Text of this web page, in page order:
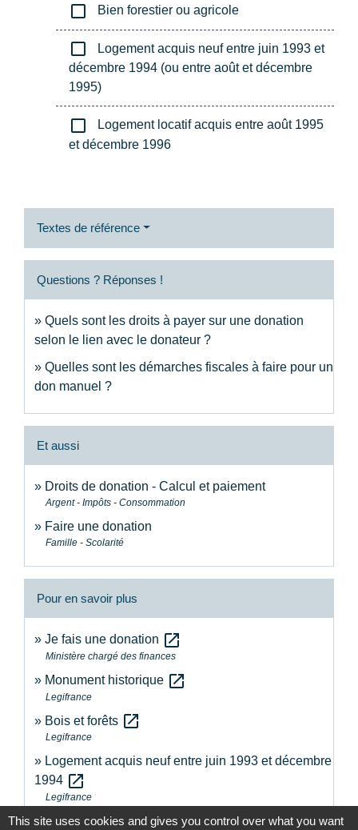
check_box_outline_blank Bien forestier ou agricole
check_box_outline_blank
Logement acquis neuf entre juin 1993 et
décembre 1994 (ou entre août et décembre
1995)
check_box_outline_blank
Logement locatif acquis entre août 1995
et décembre 1996
Textes de référence
Questions ? Réponses !
Quels sont les droits à payer sur une donation
selon le lien avec le donateur ?
Quelles sont les démarches fiscales à faire pour un
don manuel ?
Et aussi
Droits de donation - Calcul et paiement
Argent - Impôts - Consommation
Faire une donation
Famille - Scolarité
Pour en savoir plus
Je fais une donation open_in_new
Ministère chargé des finances
Monument historique open_in_new
Legifrance
Bois et forêts open_in_new
Legifrance
Logement acquis neuf entre juin 1993 et décembre
1994 open_in_new
Legifrance
Logement locatif acquis entre août 1995 et
This site uses cookies and gives you control over what you want